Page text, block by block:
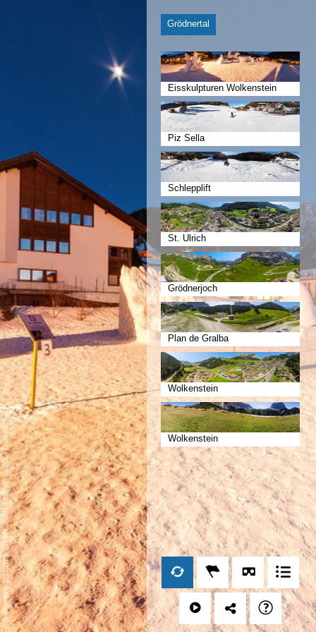
Grödnertal
Eisskulpturen Wolkenstein
Piz Sella
Schlepplift
St. Ulrich
Grödnerjoch
Plan de Gralba
Wolkenstein
Wolkenstein
mp moving-pictures gmbh © 2019
/
Impressum
-
Datenschutz